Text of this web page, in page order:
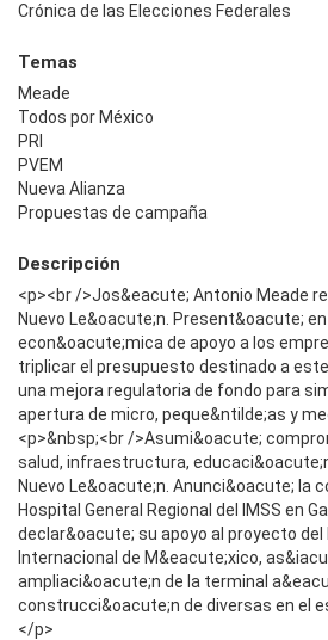
Crónica de las Elecciones Federales
Temas
Meade
Todos por México
PRI
PVEM
Nueva Alianza
Propuestas de campaña
Descripción
<p><br />Jos&eacute; Antonio Meade
Nuevo Le&oacute;n. Present&oacute;
econ&oacute;mica de apoyo a los
triplicar el presupuesto destinado a
una mejora regulatoria de fondo para
apertura de micro, peque&ntilde;as y
<p>&nbsp;<br />Asumi&oacute;
salud, infraestructura,
Nuevo Le&oacute;n. Anunci&oacute; la
Hospital General Regional del IMSS en
declar&oacute; su apoyo al proyecto del
Internacional de M&eacute;xico,
ampliaci&oacute;n de la terminal
construcci&oacute;n de diversas en el
</p>